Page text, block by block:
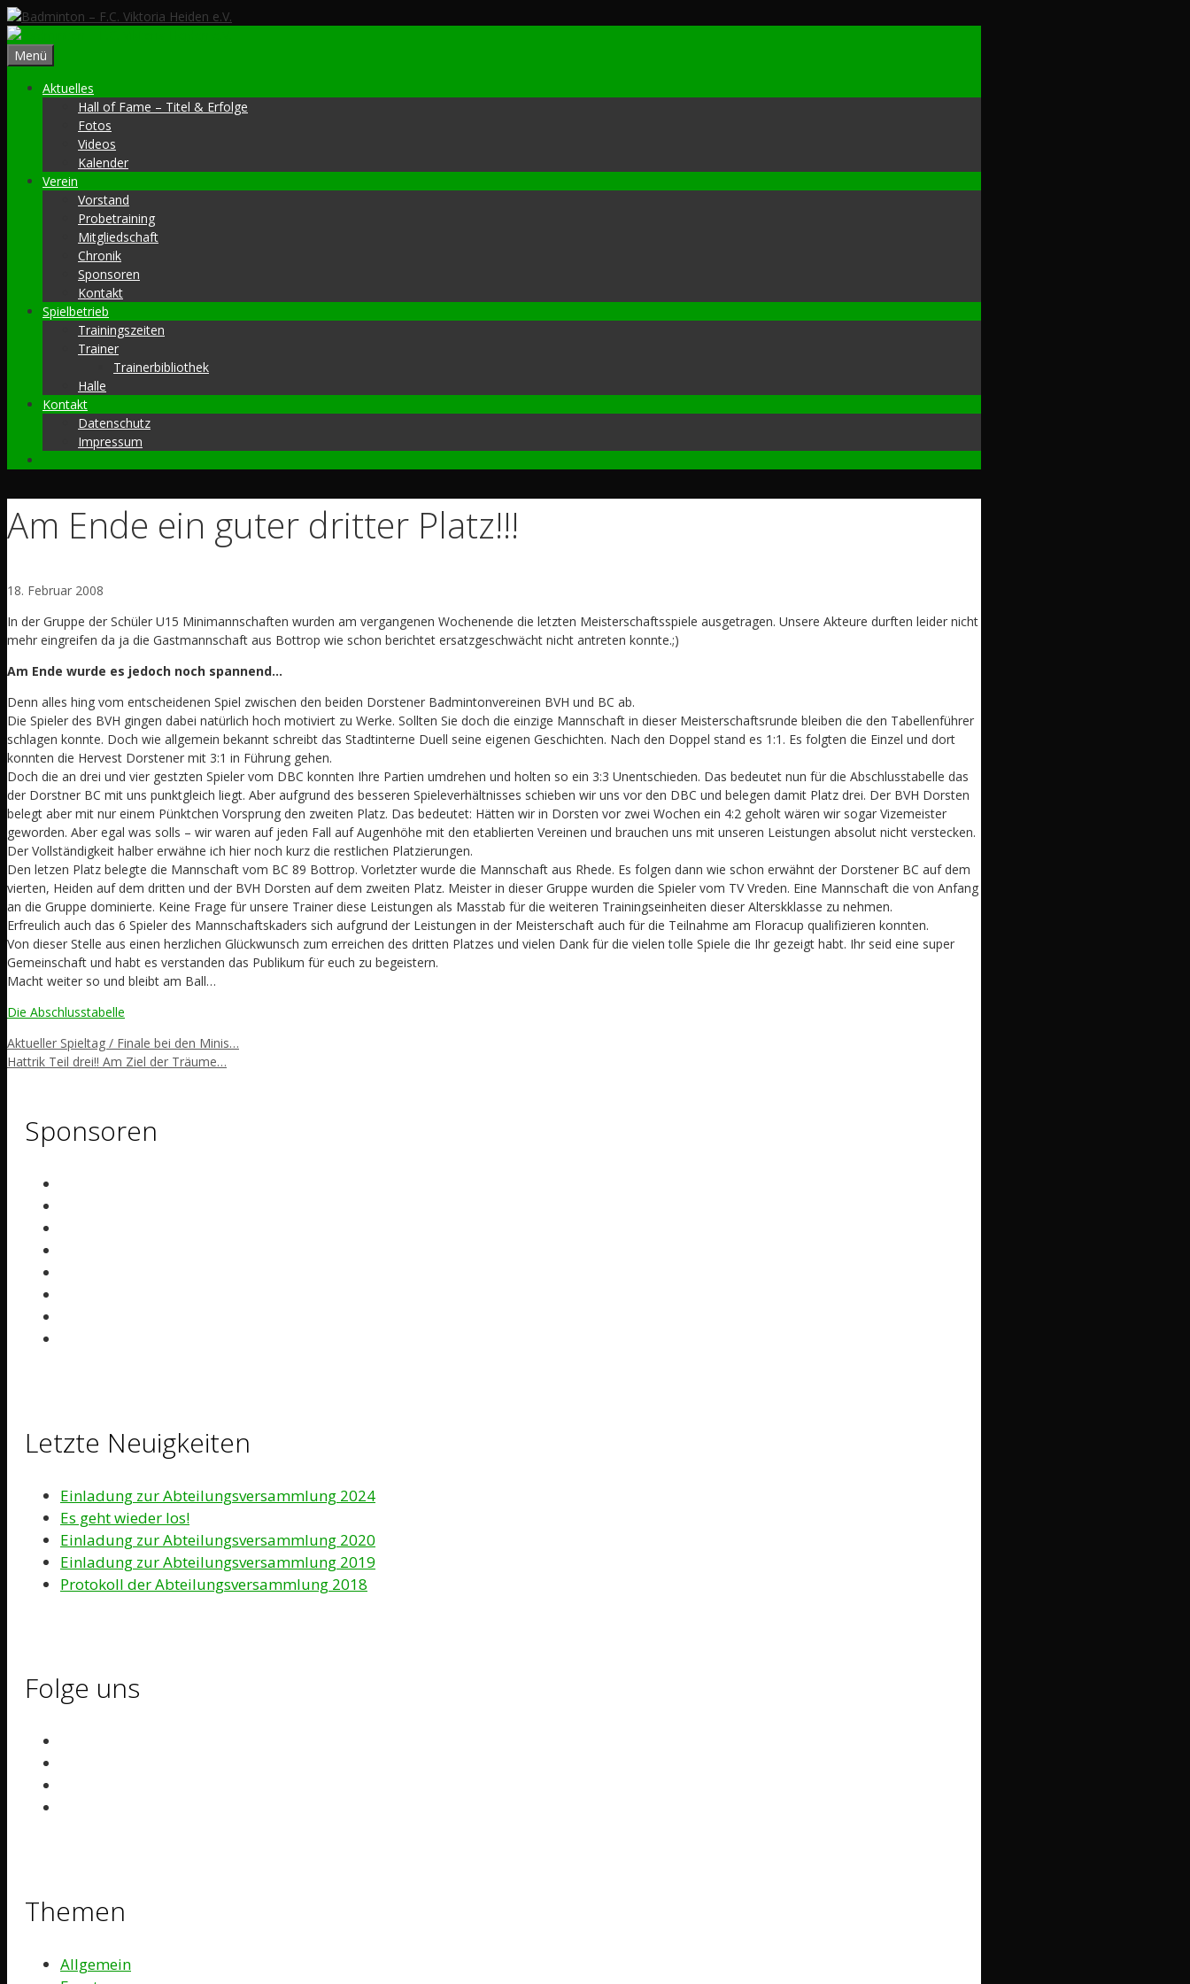
Zum
Inhalt
springen
Menü
Aktuelles
Hall of Fame – Titel & Erfolge
Fotos
Videos
Kalender
Verein
Vorstand
Probetraining
Mitgliedschaft
Chronik
Sponsoren
Kontakt
Spielbetrieb
Trainingszeiten
Trainer
Trainerbibliothek
Halle
Kontakt
Datenschutz
Impressum
Am Ende ein guter dritter Platz!!!
18. Februar 2008
In der Gruppe der Schüler U15 Minimannschaften wurden am vergangenen Wochenende die letzten Meisterschaftsspiele ausgetragen. Unsere Akteure durften leider nicht
mehr eingreifen da ja die Gastmannschaft aus Bottrop wie schon berichtet ersatzgeschwächt nicht antreten konnte.;)
Am Ende wurde es jedoch noch spannend…
Denn alles hing vom entscheidenen Spiel zwischen den beiden Dorstener Badmintonvereinen BVH und BC ab.
Die Spieler des BVH gingen dabei natürlich hoch motiviert zu Werke. Sollten Sie doch die einzige Mannschaft in dieser Meisterschaftsrunde bleiben die den Tabellenführer
schlagen konnte. Doch wie allgemein bekannt schreibt das Stadtinterne Duell seine eigenen Geschichten. Nach den Doppel stand es 1:1. Es folgten die Einzel und dort
konnten die Hervest Dorstener mit 3:1 in Führung gehen.
Doch die an drei und vier gestzten Spieler vom DBC konnten Ihre Partien umdrehen und holten so ein 3:3 Unentschieden. Das bedeutet nun für die Abschlusstabelle das
der Dorstner BC mit uns punktgleich liegt. Aber aufgrund des besseren Spieleverhältnisses schieben wir uns vor den DBC und belegen damit Platz drei. Der BVH Dorsten
belegt aber mit nur einem Pünktchen Vorsprung den zweiten Platz. Das bedeutet: Hätten wir in Dorsten vor zwei Wochen ein 4:2 geholt wären wir sogar Vizemeister
geworden. Aber egal was solls – wir waren auf jeden Fall auf Augenhöhe mit den etablierten Vereinen und brauchen uns mit unseren Leistungen absolut nicht verstecken.
Der Vollständigkeit halber erwähne ich hier noch kurz die restlichen Platzierungen.
Den letzen Platz belegte die Mannschaft vom BC 89 Bottrop. Vorletzter wurde die Mannschaft aus Rhede. Es folgen dann wie schon erwähnt der Dorstener BC auf dem
vierten, Heiden auf dem dritten und der BVH Dorsten auf dem zweiten Platz. Meister in dieser Gruppe wurden die Spieler vom TV Vreden. Eine Mannschaft die von Anfang
an die Gruppe dominierte. Keine Frage für unsere Trainer diese Leistungen als Masstab für die weiteren Trainingseinheiten dieser Alterskklasse zu nehmen.
Erfreulich auch das 6 Spieler des Mannschaftskaders sich aufgrund der Leistungen in der Meisterschaft auch für die Teilnahme am Floracup qualifizieren konnten.
Von dieser Stelle aus einen herzlichen Glückwunsch zum erreichen des dritten Platzes und vielen Dank für die vielen tolle Spiele die Ihr gezeigt habt. Ihr seid eine super
Gemeinschaft und habt es verstanden das Publikum für euch zu begeistern.
Macht weiter so und bleibt am Ball…
Die Abschlusstabelle
Aktueller Spieltag / Finale bei den Minis…
Hattrik Teil drei!! Am Ziel der Träume…
Sponsoren
Letzte Neuigkeiten
Einladung zur Abteilungsversammlung 2024
Es geht wieder los!
Einladung zur Abteilungsversammlung 2020
Einladung zur Abteilungsversammlung 2019
Protokoll der Abteilungsversammlung 2018
Folge uns
Themen
Allgemein